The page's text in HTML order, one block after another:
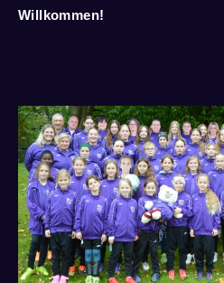
Willkommen!